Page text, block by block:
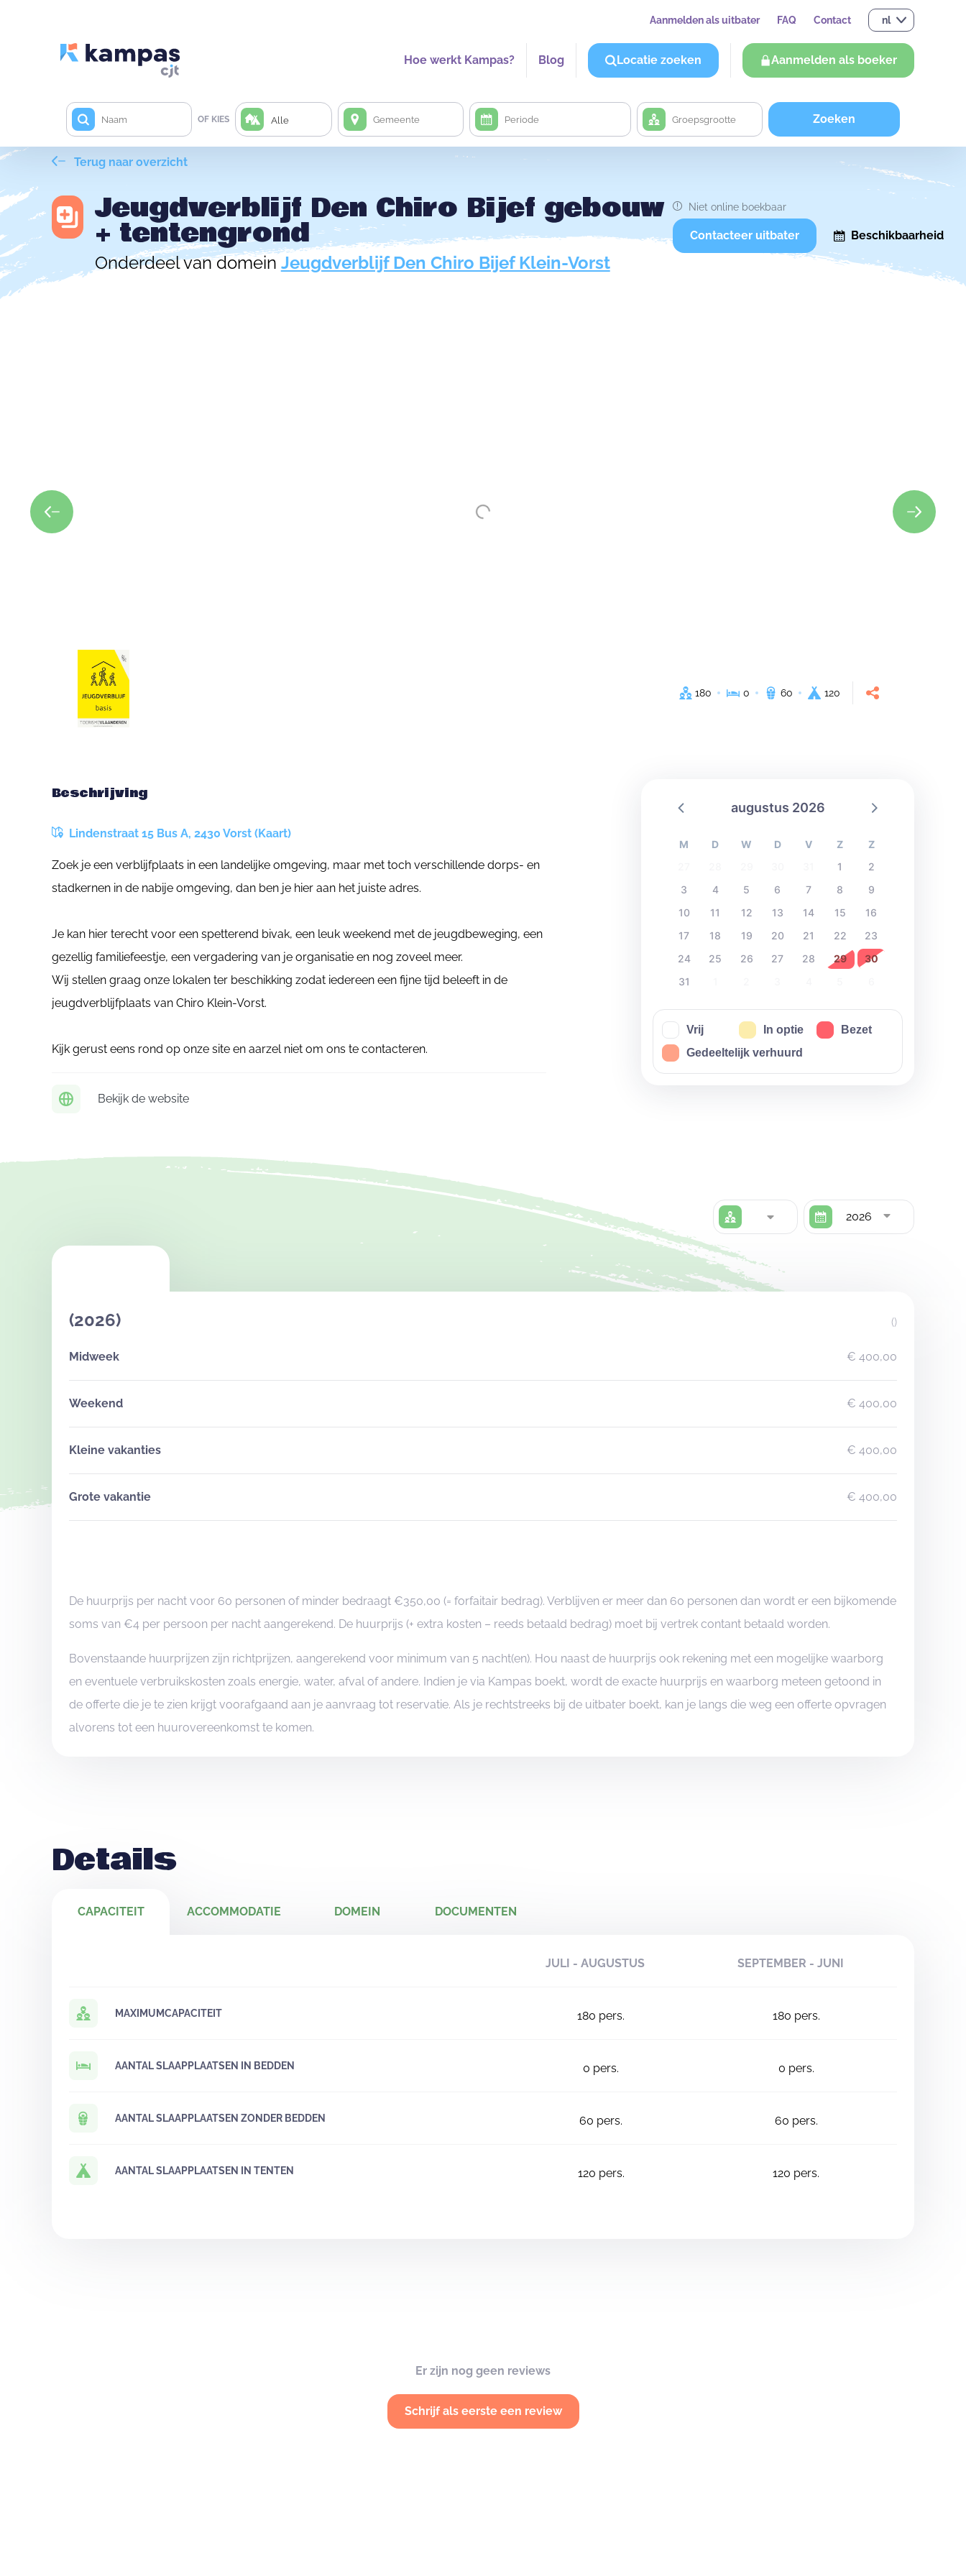
Aanmelden als uitbater FAQ Contact nl
Hoe werkt Kampas? Blog Locatie zoeken Aanmelden als boeker
OF KIES Alle Zoeken
Terug naar overzicht
Jeugdverblijf Den Chiro Bijef gebouw
+ tentengrond
Onderdeel van domein Jeugdverblijf Den Chiro Bijef Klein-Vorst
Niet online boekbaar
Contacteer uitbater Beschikbaarheid
180 0 60 120
Beschrijving
Lindenstraat 15 Bus A, 2430 Vorst (Kaart)
Zoek je een verblijfplaats in een landelijke omgeving, maar met toch verschillende dorps- en
stadkernen in de nabije omgeving, dan ben je hier aan het juiste adres.
Je kan hier terecht voor een spetterend bivak, een leuk weekend met de jeugdbeweging, een
gezellig familiefeestje, een vergadering van je organisatie en nog zoveel meer.
Wij stellen graag onze lokalen ter beschikking zodat iedereen een fijne tijd beleeft in de
jeugdverblijfplaats van Chiro Klein-Vorst.
Kijk gerust eens rond op onze site en aarzel niet om ons te contacteren.
Bekijk de website
augustus 2026
M D W D V Z
Z
1
2
3
4 5 6 7 8
9
10
11 12 13 14 15
16
17
18 19 20 21 22
23
24
25 26 27 28 29
30
31
Vrij In optie
Bezet
Gedeeltelijk verhuurd
2026
(2026) ()
Midweek € 400,00
Weekend € 400,00
Kleine vakanties € 400,00
Grote vakantie € 400,00
De huurprijs per nacht voor 60 personen of minder bedraagt €350,00 (= forfaitair bedrag). Verblijven er meer dan 60 personen dan wordt er een bijkomende
soms van €4 per persoon per nacht aangerekend. De huurprijs (+ extra kosten – reeds betaald bedrag) moet bij vertrek contant betaald worden.
Bovenstaande huurprijzen zijn richtprijzen, aangerekend voor minimum van 5 nacht(en). Hou naast de huurprijs ook rekening met een mogelijke waarborg
en eventuele verbruikskosten zoals energie, water, afval of andere. Indien je via Kampas boekt, wordt de exacte huurprijs en waarborg meteen getoond in
de offerte die je te zien krijgt voorafgaand aan je aanvraag tot reservatie. Als je rechtstreeks bij de uitbater boekt, kan je langs die weg een offerte opvragen
alvorens tot een huurovereenkomst te komen.
Details
CAPACITEIT ACCOMMODATIE DOMEIN DOCUMENTEN
JULI - AUGUSTUS SEPTEMBER - JUNI
MAXIMUMCAPACITEIT 180 pers. 180 pers.
AANTAL SLAAPPLAATSEN IN BEDDEN 0 pers. 0 pers.
AANTAL SLAAPPLAATSEN ZONDER BEDDEN 60 pers. 60 pers.
AANTAL SLAAPPLAATSEN IN TENTEN 120 pers. 120 pers.
Er zijn nog geen reviews
Schrijf als eerste een review